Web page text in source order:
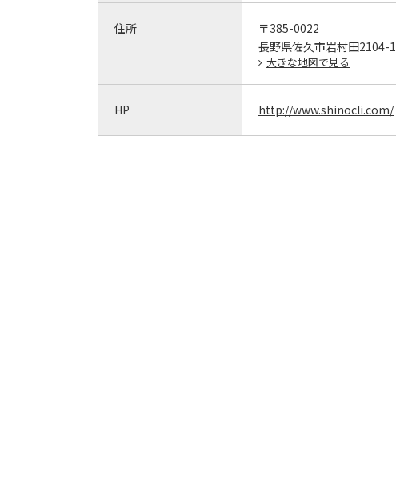
住所
〒385-0022
長野県佐久市岩村田2104-1
大きな地図で見る
HP http://www.shinocli.com/